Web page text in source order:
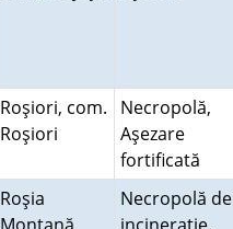
Roşiori, com.
Roşiori
Necropolă,
Aşezare
fortificată
Roşia
Necropolă de